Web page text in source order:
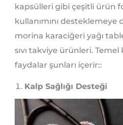
kapsülleri gibi çeşitli ürün
kullanımını desteklemeye
morina karaciğeri yağı
sıvı takviye ürünleri. Temel
faydalar şunları içerir::
Kalp Sağlığı Desteği